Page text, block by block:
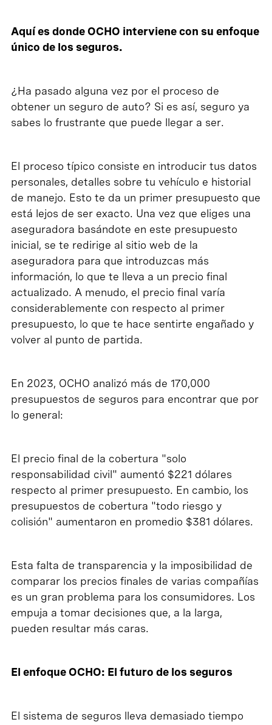
Aquí es donde OCHO interviene con su enfoque
único de los seguros.
¿Ha pasado alguna vez por el proceso de
obtener un seguro de auto? Si es así, seguro ya
sabes lo frustrante que puede llegar a ser.
El proceso típico consiste en introducir tus datos
personales, detalles sobre tu vehículo e historial
de manejo. Esto te da un primer presupuesto que
está lejos de ser exacto. Una vez que eliges una
aseguradora basándote en este presupuesto
inicial, se te redirige al sitio web de la
aseguradora para que introduzcas más
información, lo que te lleva a un precio final
actualizado. A menudo, el precio final varía
considerablemente con respecto al primer
presupuesto, lo que te hace sentirte engañado y
volver al punto de partida.
En 2023, OCHO analizó más de 170,000
presupuestos de seguros para encontrar que por
lo general:
El precio final de la cobertura "solo
responsabilidad civil" aumentó $221 dólares
respecto al primer presupuesto. En cambio, los
presupuestos de cobertura "todo riesgo y
colisión" aumentaron en promedio $381 dólares.
Esta falta de transparencia y la imposibilidad de
comparar los precios finales de varias compañías
es un gran problema para los consumidores. Los
empuja a tomar decisiones que, a la larga,
pueden resultar más caras.
El enfoque OCHO: El futuro de los seguros
El sistema de seguros lleva demasiado tiempo